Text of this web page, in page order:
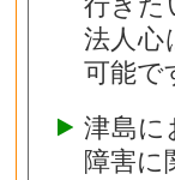
法人心
可能で
津島に
障害に